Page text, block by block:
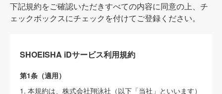
下記規約をご確認いただきすべての内容に同意の上、チ
ェックボックスにチェックを付けてご登録ください。
SHOEISHA iDサービス利用規約
第1条（適用）
1. 本規約は、株式会社翔泳社（以下「当社」といいます）